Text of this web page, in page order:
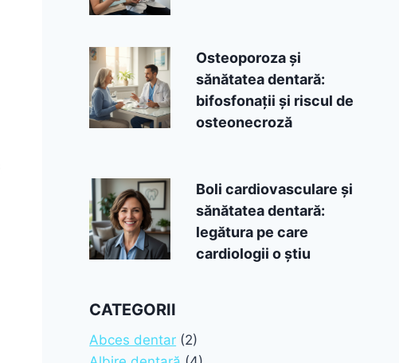
Osteoporoza și
sănătatea dentară:
bifosfonații și riscul de
osteonecroză
Boli cardiovasculare și
sănătatea dentară:
legătura pe care
cardiologii o știu
CATEGORII
Abces dentar (2)